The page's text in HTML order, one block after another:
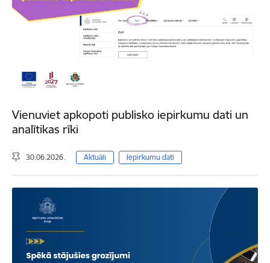
Vienuviet apkopoti publisko iepirkumu dati un
analītikas rīki
30.06.2026. Aktuāli Iepirkumu dati